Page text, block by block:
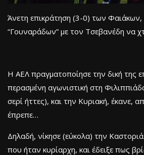
Άνετη επικράτηση (3-0) των Φαιάκων,
“Γουναράδων” με τον Τσεβανέδη να
Η ΑΕΛ πραγματοποίησε την δική της
περασμένη αγωνιστική στη
σερί ήττες), και την Κυριακή, έκανε,
έπρεπε…
Δηλαδή, νίκησε (εύκολα) την
που ήταν κυρίαρχη, και έδειξε πως